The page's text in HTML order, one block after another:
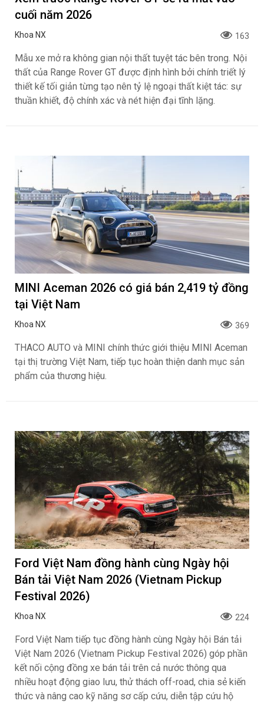
cuối năm 2026
Khoa NX 163
Mẫu xe mở ra không gian nội thất tuyệt tác bên trong. Nội
thất của Range Rover GT được định hình bởi chính triết lý
thiết kế tối giản từng tạo nên tỷ lệ ngoại thất kiệt tác: sự
thuần khiết, độ chính xác và nét hiện đại tĩnh lặng.
MINI Aceman 2026 có giá bán 2,419 tỷ đồng
tại Việt Nam
Khoa NX 369
THACO AUTO và MINI chính thức giới thiệu MINI Aceman
tại thị trường Việt Nam, tiếp tục hoàn thiện danh mục sản
phẩm của thương hiệu.
Ford Việt Nam đồng hành cùng Ngày hội
Bán tải Việt Nam 2026 (Vietnam Pickup
Festival 2026)
Khoa NX 224
Ford Việt Nam tiếp tục đồng hành cùng Ngày hội Bán tải
Việt Nam 2026 (Vietnam Pickup Festival 2026) góp phần
kết nối cộng đồng xe bán tải trên cả nước thông qua
nhiều hoạt động giao lưu, thử thách off-road, chia sẻ kiến
thức và nâng cao kỹ năng sơ cấp cứu, diễn tập cứu hộ